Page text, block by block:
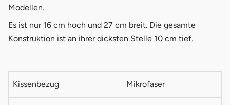
Modellen.
Es ist nur 16 cm hoch und 27 cm breit. Die gesamte
Konstruktion ist an ihrer dicksten Stelle 10 cm tief.
Kissenbezug Mikrofaser